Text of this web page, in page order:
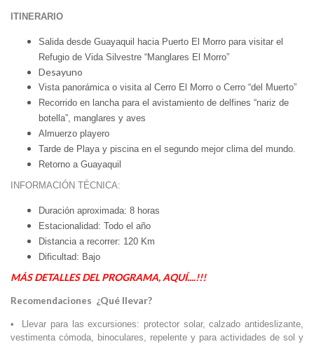
ITINERARIO
Salida desde Guayaquil hacia Puerto El Morro para visitar el
Refugio de Vida Silvestre “Manglares El Morro”
Desayuno
Vista panorámica o visita al Cerro El Morro o Cerro “del Muerto”
Recorrido en lancha para el avistamiento de delfines “nariz de
botella”, manglares y aves
Almuerzo playero
Tarde de Playa y piscina en el segundo mejor clima del mundo.
Retorno a Guayaquil
INFORMACIÓN TÉCNICA:
Duración aproximada: 8 horas
Estacionalidad: Todo el año
Distancia a recorrer: 120 Km
Dificultad: Bajo
MÁS DETALLES DEL PROGRAMA, AQUÍ....!!!
Recomendaciones ¿Qué llevar?
• Llevar para las excursiones: protector solar, calzado antideslizante,
vestimenta cómoda, binoculares, repelente y para actividades de sol y